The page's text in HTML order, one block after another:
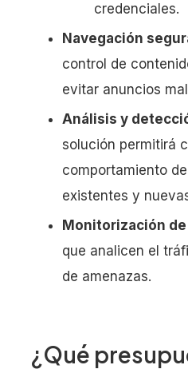
credenciales.
Navegación
control de
evitar anuncios
Análisis y
solución permitirá
comportamiento
existentes y
Monitorización de
que analicen el
de amenazas.
¿Qué